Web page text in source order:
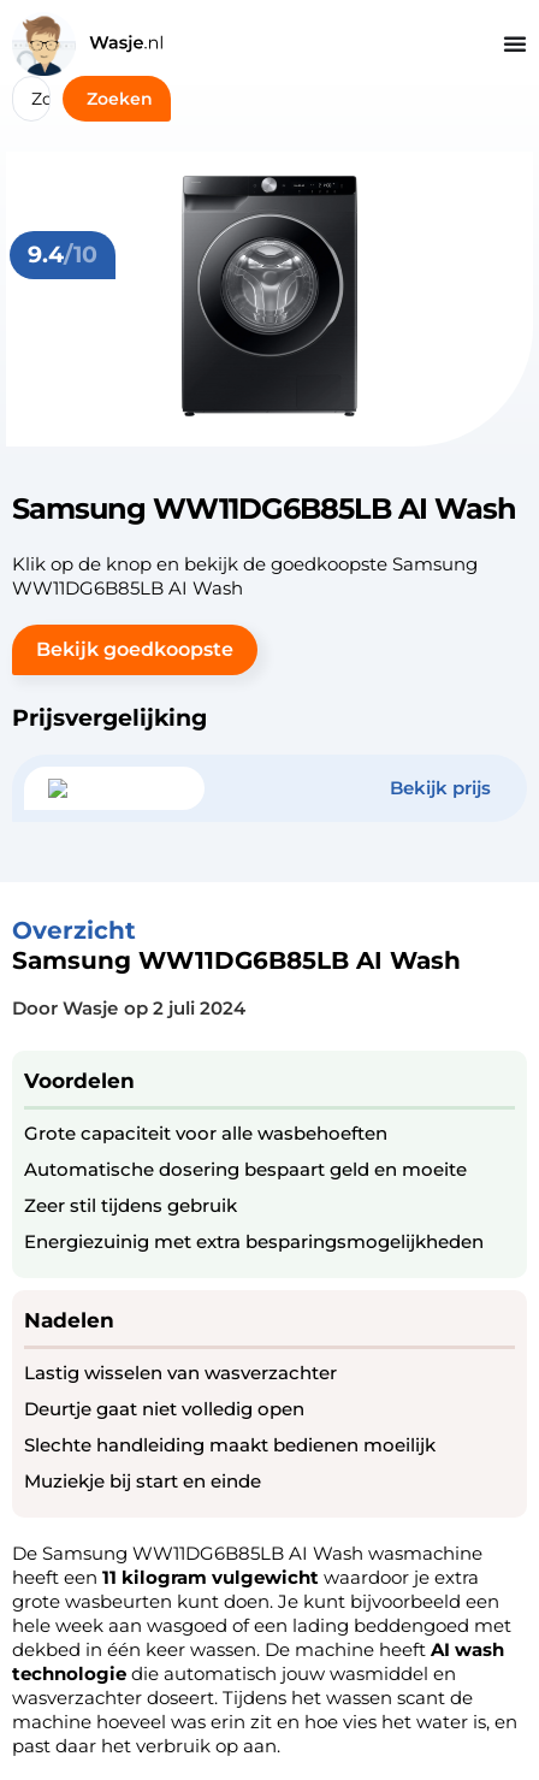
Zoeken
9.4/10
Samsung WW11DG6B85LB AI Wash
Klik op de knop en bekijk de goedkoopste Samsung
WW11DG6B85LB AI Wash
Bekijk goedkoopste
Prijsvergelijking
Bekijk prijs
Overzicht
Samsung WW11DG6B85LB AI Wash
Door Wasje op 2 juli 2024
Voordelen
Grote capaciteit voor alle wasbehoeften
Automatische dosering bespaart geld en moeite
Zeer stil tijdens gebruik
Energiezuinig met extra besparingsmogelijkheden
Nadelen
Lastig wisselen van wasverzachter
Deurtje gaat niet volledig open
Slechte handleiding maakt bedienen moeilijk
Muziekje bij start en einde
De Samsung WW11DG6B85LB AI Wash wasmachine
heeft een 11 kilogram vulgewicht waardoor je extra
grote wasbeurten kunt doen. Je kunt bijvoorbeeld een
hele week aan wasgoed of een lading beddengoed met
dekbed in één keer wassen. De machine heeft AI wash
technologie die automatisch jouw wasmiddel en
wasverzachter doseert. Tijdens het wassen scant de
machine hoeveel was erin zit en hoe vies het water is, en
past daar het verbruik op aan.